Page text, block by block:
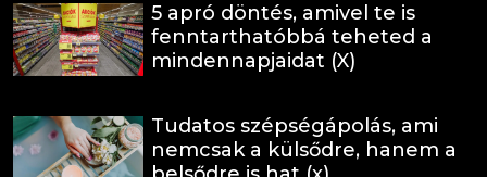
5 apró döntés, amivel te is
fenntarthatóbbá teheted a
mindennapjaidat (X)
Tudatos szépségápolás, ami
nemcsak a külsődre, hanem a